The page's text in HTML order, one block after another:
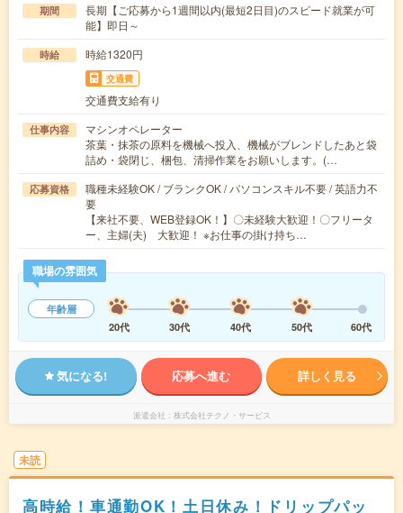
期間
長期【ご応募から1週間以内(最短2日目)のスピード就業が可
能】即日～
時給 時給1320円
交通費
交通費支給有り
仕事内容
マシンオペレーター
茶葉・抹茶の原料を機械へ投入、機械がブレンドしたあと袋
詰め・袋閉じ、梱包、清掃作業をお願いします。(…
応募資格
職種未経験OK / ブランクOK / パソコンスキル不要 / 英語力不
要
【来社不要、WEB登録OK！】〇未経験大歓迎！〇フリータ
ー、主婦(夫) 大歓迎！ ※お仕事の掛け持ち…
職場の雰囲気
年齢層
20代
30代 40代 50代 60代
気になる! 応募へ進む 詳しく見る
派遣会社 株式会社テクノ・サービス
未読
高時給！車通勤OK！土日休み！ドリップパッ